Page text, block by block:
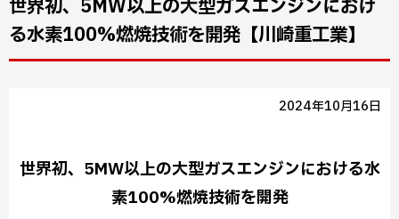
世界初、5MW以上の大型ガスエンジンにおけ
る水素100%燃焼技術を開発【川崎重工業】
2024年10月16日
世界初、5MW以上の大型ガスエンジンにおける水
素100%燃焼技術を開発